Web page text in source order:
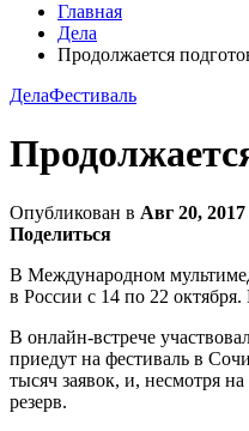
Главная
Дела
Продолжается
ДелаФестиваль
Опубликован в Авг 20, 2017
Поделиться
В Международном
в России с 14 по 22
В онлайн-встрече
приедут на фестиваль в
тысяч заявок, и, несмотря
резерв.